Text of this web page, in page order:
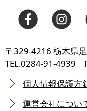
〒329-4216 栃木県
TEL.0284-91-4939
個人情報保護方
運営会社につい